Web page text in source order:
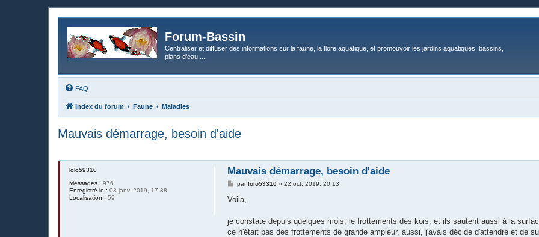
Forum-Bassin
Centraliser et diffuser des informations sur la faune, la flore aquatique, et promouvoir les jardins aquatiques, bassins,
plans d’eau....
FAQ
Index du forum Faune Maladies
Mauvais démarrage, besoin d'aide
lolo59310
Messages : 976
Enregistré le : 03 janv. 2019, 17:38
Localisation : 59
Mauvais démarrage, besoin d'aide
M
s
g
parlolo59310 »22 oct. 2019, 20:13
Voila,
je constate depuis quelques mois, le frottements des kois, et ils sautent aussi à la
ce n'était pas des frottements de grande ampleur, aussi, j'avais décidé d'attendre et de